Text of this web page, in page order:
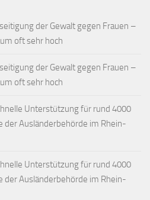
der Gewalt gegen Frauen –
oft sehr hoch
der Gewalt gegen Frauen –
oft sehr hoch
Unterstützung für rund 4000
der Ausländerbehörde im Rhein-
Unterstützung für rund 4000
der Ausländerbehörde im Rhein-